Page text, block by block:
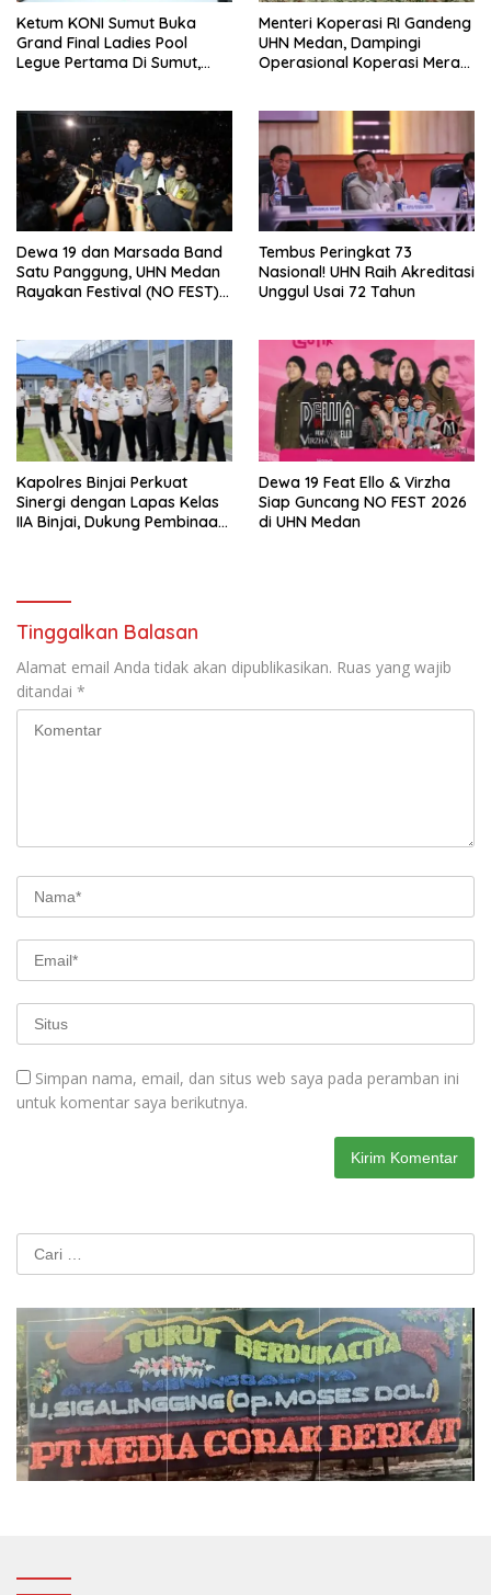
Ketum KONI Sumut Buka
Grand Final Ladies Pool
Legue Pertama Di Sumut,
Menteri Koperasi RI Gandeng
UHN Medan, Dampingi
Operasional Koperasi Merah
Dewa 19 dan Marsada Band
Satu Panggung, UHN Medan
Rayakan Festival (NO FEST)
Tembus Peringkat 73
Nasional! UHN Raih Akreditasi
Unggul Usai 72 Tahun
Kapolres Binjai Perkuat
Sinergi dengan Lapas Kelas
IIA Binjai, Dukung Pembinaan
Dewa 19 Feat Ello & Virzha
Siap Guncang NO FEST 2026
di UHN Medan
Tinggalkan Balasan
Alamat email Anda tidak akan dipublikasikan. Ruas yang wajib
ditandai *
Simpan nama, email, dan situs web saya pada peramban ini
untuk komentar saya berikutnya.
Cari
untuk: